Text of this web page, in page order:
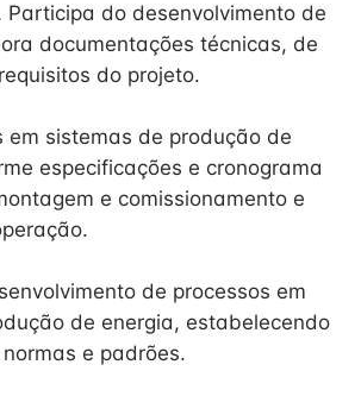
Participa do desenvolvimento de
documentações técnicas, de
do projeto.
em sistemas de produção de
especificações e cronograma
e comissionamento e
de processos em
de energia, estabelecendo
e padrões.